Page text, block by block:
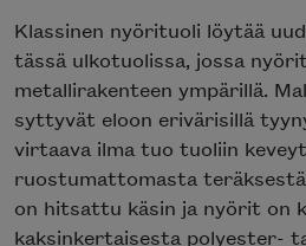
Klassinen nyörituoli löytää
tässä ulkotuolissa, jossa
metallirakenteen ympärillä.
syttyvät eloon erivärisillä
virtaava ilma tuo tuoliin
ruostumattomasta
on hitsattu käsin ja nyörit on
kaksinkertaisesta polyester-